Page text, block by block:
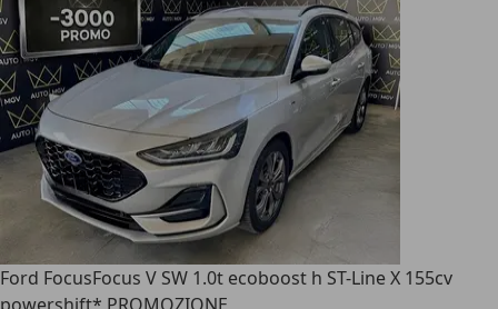
Ford FocusFocus V SW 1.0t ecoboost h ST-Line X 155cv